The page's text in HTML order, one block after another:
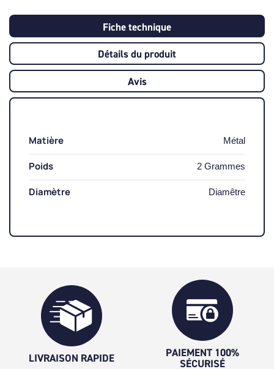
Fiche technique
Détails du produit
Avis
Matière Métal
Poids 2 Grammes
Diamètre Diamêtre
LIVRAISON RAPIDE
PAIEMENT 100%
SÉCURISÉ